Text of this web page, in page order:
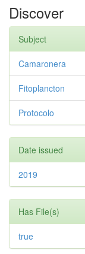
Discover
Subject
Camaronera
Fitoplancton
Protocolo
Date issued
2019
Has File(s)
true